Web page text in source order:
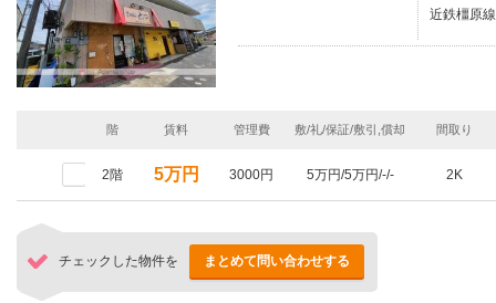
近鉄橿原
階 賃料 管理費 敷/礼/保証/敷引,償却 間取り
2階 5万円 3000円 5万円/5万円/-/- 2K
チェックした物件を まとめて問い合わせする